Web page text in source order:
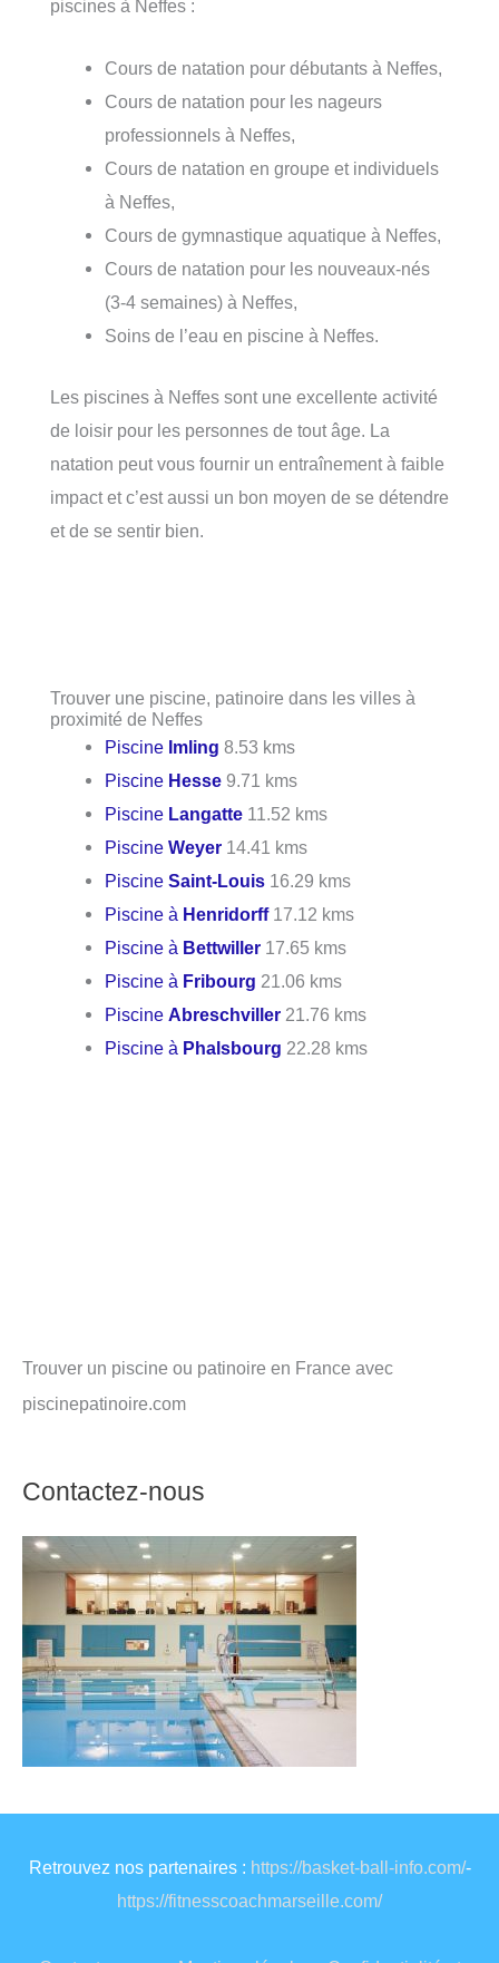
piscines à Neffes :
Cours de natation pour débutants à Neffes,
Cours de natation pour les nageurs
professionnels à Neffes,
Cours de natation en groupe et individuels
à Neffes,
Cours de gymnastique aquatique à Neffes,
Cours de natation pour les nouveaux-nés
(3-4 semaines) à Neffes,
Soins de l’eau en piscine à Neffes.
Les piscines à Neffes sont une excellente activité
de loisir pour les personnes de tout âge. La
natation peut vous fournir un entraînement à faible
impact et c’est aussi un bon moyen de se détendre
et de se sentir bien.
Trouver une piscine, patinoire dans les villes à
proximité de Neffes
Piscine Imling 8.53 kms
Piscine Hesse 9.71 kms
Piscine Langatte 11.52 kms
PiscineWeyer 14.41 kms
PiscineSaint-Louis 16.29 kms
Piscine à Henridorff17.12 kms
Piscine à Bettwiller 17.65 kms
Piscine à Fribourg 21.06 kms
PiscineAbreschviller 21.76 kms
Piscine à Phalsbourg 22.28 kms
Trouver un piscine ou patinoire en France avec
piscinepatinoire.com
Contactez-nous
Retrouvez nos partenaires : https://basket-ball-info.com/-
https://fitnesscoachmarseille.com/